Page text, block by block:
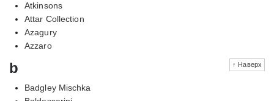
Atkinsons
Attar Collection
Azagury
Azzaro
↑ Наверх
b
Badgley Mischka